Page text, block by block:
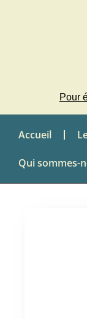
Pour
Accueil
Qui sommes-